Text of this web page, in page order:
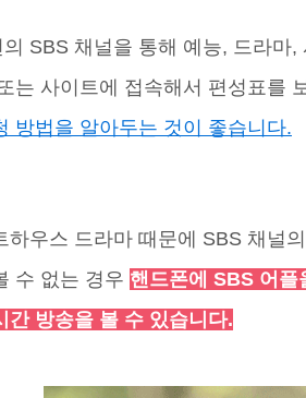
SBS 채널을 통해 예능, 드라마
는 사이트에 접속해서 편성표를
방법을 알아두는 것이 좋습니다.
하우스 드라마 때문에 SBS 채널
수 없는 경우 핸드폰에 SBS 어플
간 방송을 볼 수 있습니다.